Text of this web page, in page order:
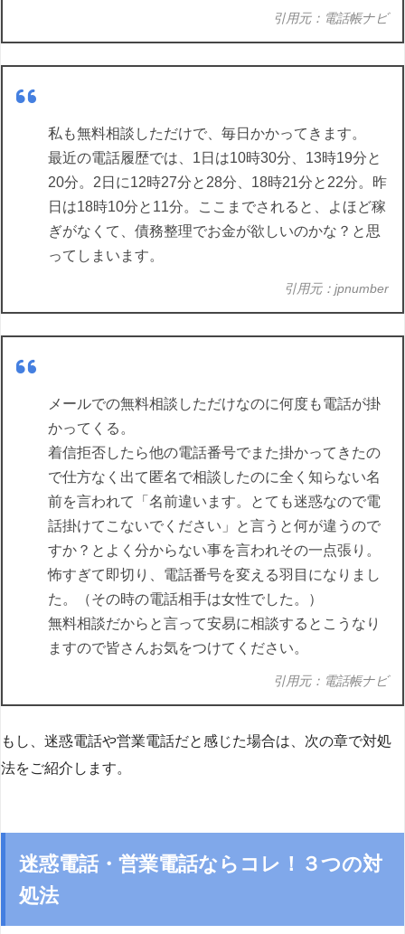
引用元：電話帳ナビ
私も無料相談しただけで、毎日かかってきます。
最近の電話履歴では、1日は10時30分、13時19分と
20分。2日に12時27分と28分、18時21分と22分。昨
日は18時10分と11分。ここまでされると、よほど稼
ぎがなくて、債務整理でお金が欲しいのかな？と思
ってしまいます。
引用元：jpnumber
メールでの無料相談しただけなのに何度も電話が掛
かってくる。
着信拒否したら他の電話番号でまた掛かってきたの
で仕方なく出て匿名で相談したのに全く知らない名
前を言われて「名前違います。とても迷惑なので電
話掛けてこないでください」と言うと何が違うので
すか？とよく分からない事を言われその一点張り。
怖すぎて即切り、電話番号を変える羽目になりまし
た。（その時の電話相手は女性でした。）
無料相談だからと言って安易に相談するとこうなり
ますので皆さんお気をつけてください。
引用元：電話帳ナビ
もし、迷惑電話や営業電話だと感じた場合は、次の章で対処
法をご紹介します。
迷惑電話・営業電話ならコレ！３つの対
処法